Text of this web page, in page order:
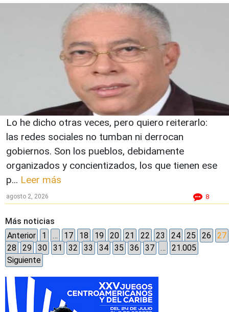
Lo he dicho otras veces, pero quiero reiterarlo:
las redes sociales no tumban ni derrocan
gobiernos. Son los pueblos, debidamente
organizados y concientizados, los que tienen ese
p... Leer más
agosto 2, 2026 8
Más noticias
Anterior
1 … 17 18 19 20 21 22 23 24 25 26
27
28
29 30 31 32 33 34 35 36 37 …
21.005
Siguiente